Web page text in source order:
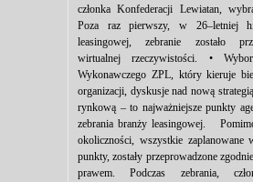
członka Konfederacji Lewiatan,
Poza raz pierwszy, w 26–letniej
leasingowej, zebranie zostało
wirtualnej rzeczywistości. •
Wykonawczego ZPL, który kieruje
organizacji, dyskusje nad nową
rynkową – to najważniejsze punkty
zebrania branży leasingowej.
okoliczności, wszystkie zaplanowane
punkty, zostały przeprowadzone
prawem. Podczas zebrania,